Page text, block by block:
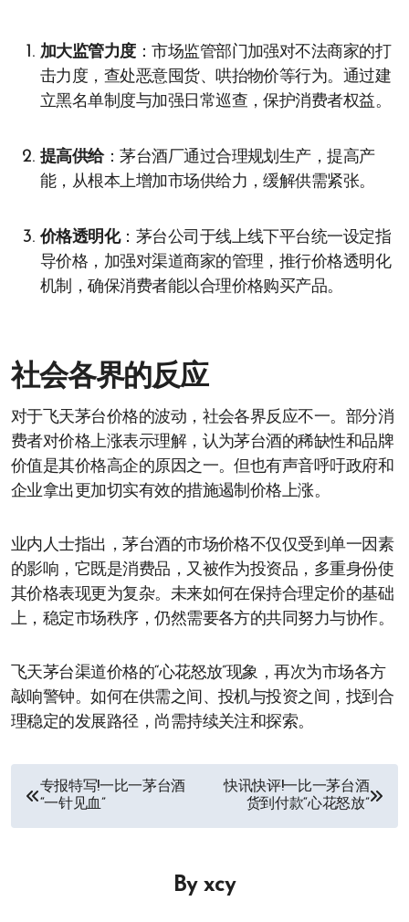
加大监管力度：市场监管部门加强对不法商家的打
击力度，查处恶意囤货、哄抬物价等行为。通过建
立黑名单制度与加强日常巡查，保护消费者权益。
提高供给：茅台酒厂通过合理规划生产，提高产
能，从根本上增加市场供给力，缓解供需紧张。
价格透明化：茅台公司于线上线下平台统一设定指
导价格，加强对渠道商家的管理，推行价格透明化
机制，确保消费者能以合理价格购买产品。
社会各界的反应
对于飞天茅台价格的波动，社会各界反应不一。部分消
费者对价格上涨表示理解，认为茅台酒的稀缺性和品牌
价值是其价格高企的原因之一。但也有声音呼吁政府和
企业拿出更加切实有效的措施遏制价格上涨。
业内人士指出，茅台酒的市场价格不仅仅受到单一因素
的影响，它既是消费品，又被作为投资品，多重身份使
其价格表现更为复杂。未来如何在保持合理定价的基础
上，稳定市场秩序，仍然需要各方的共同努力与协作。
飞天茅台渠道价格的“心花怒放”现象，再次为市场各方
敲响警钟。如何在供需之间、投机与投资之间，找到合
理稳定的发展路径，尚需持续关注和探索。
文
章
专报特写!一比一茅台酒
“一针见血”
快讯快评!一比一茅台酒
货到付款“心花怒放”
By xcy